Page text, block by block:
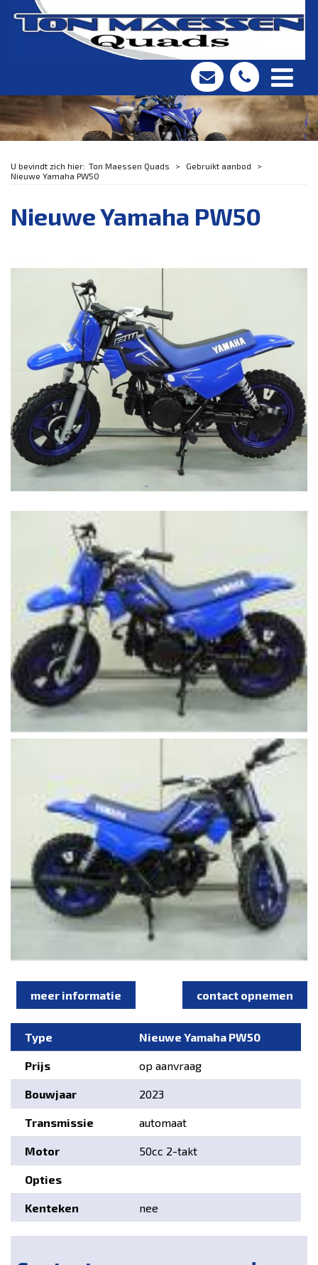
Ton Maessen Quads
Gebruikt aanbod
Nieuwe Yamaha PW50
Nieuwe Yamaha PW50
meer informatie contact opnemen
Type Nieuwe Yamaha PW50
Prijs op aanvraag
Bouwjaar 2023
Transmissie automaat
Motor 50cc 2-takt
Opties
Kenteken nee